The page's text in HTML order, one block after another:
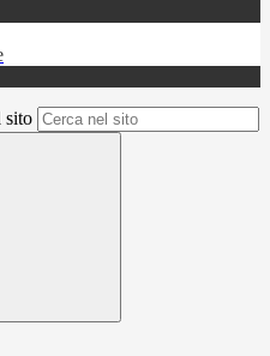
sito